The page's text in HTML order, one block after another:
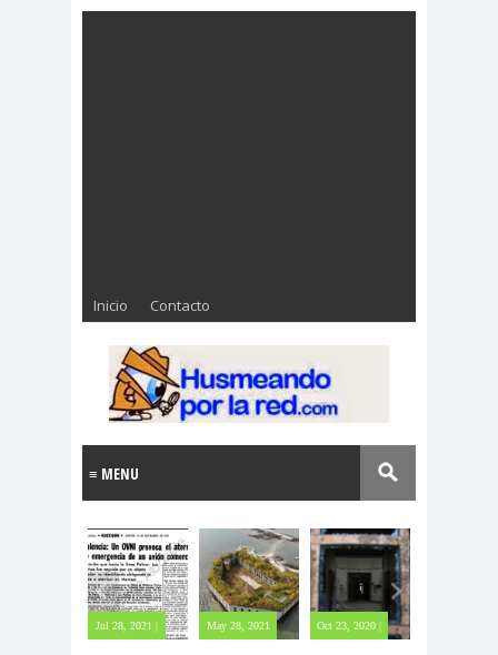
Inicio Contacto
Jul 28, 2021 | May 28, 2021 Oct 23, 2020 |